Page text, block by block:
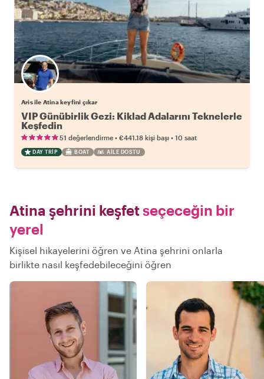
Aris ile Atina keyfini çıkar
VIP Günübirlik Gezi: Kiklad Adalarını Teknelerle
Keşfedin
51 değerlendirme • €441.18 kişi başı • 10 saat
DAY TRIP BOAT AILE DOSTU
Atina şehrini keşfetseçeceğin bir
yerel
Kişisel hikayelerini öğren ve Atina şehrini onlarla
birlikte nasıl keşfedebileceğini öğren